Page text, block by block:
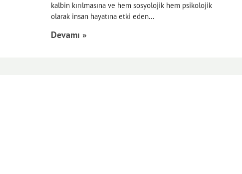
kalbin kırılmasına ve hem sosyolojik hem psikolojik
olarak insan hayatına etki eden
Devamı »